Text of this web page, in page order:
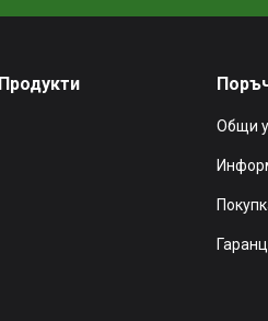
Продукти
Общи